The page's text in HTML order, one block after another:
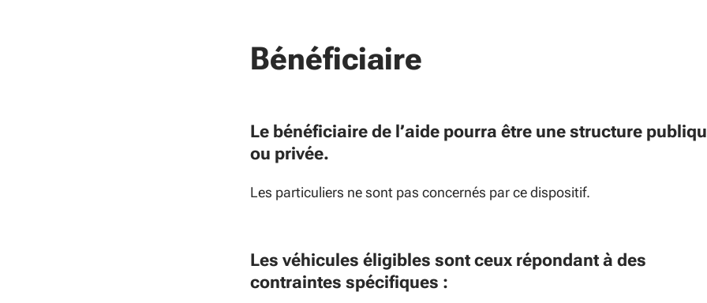
Bénéficiaire
Le bénéficiaire de l’aide pourra être une structure
ou privée.
Les particuliers ne sont pas concernés par ce dispositif.
Les véhicules éligibles sont ceux répondant à des
contraintes spécifiques :